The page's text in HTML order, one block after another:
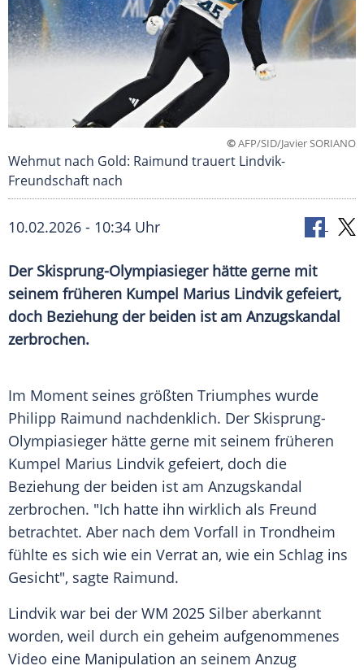
©AFP/SID/Javier SORIANO
Wehmut nach Gold: Raimund trauert Lindvik-
Freundschaft nach
10.02.2026 - 10:34 Uhr
Der Skisprung-Olympiasieger hätte gerne mit
seinem früheren Kumpel Marius Lindvik gefeiert,
doch Beziehung der beiden ist am Anzugskandal
zerbrochen.
Im Moment seines größten Triumphes wurde
Philipp Raimund nachdenklich. Der Skisprung-
Olympiasieger hätte gerne mit seinem früheren
Kumpel Marius Lindvik gefeiert, doch die
Beziehung der beiden ist am Anzugskandal
zerbrochen. "Ich hatte ihn wirklich als Freund
betrachtet. Aber nach dem Vorfall in Trondheim
fühlte es sich wie ein Verrat an, wie ein Schlag ins
Gesicht", sagte Raimund.
Lindvik war bei der WM 2025 Silber aberkannt
worden, weil durch ein geheim aufgenommenes
Video eine Manipulation an seinem Anzug